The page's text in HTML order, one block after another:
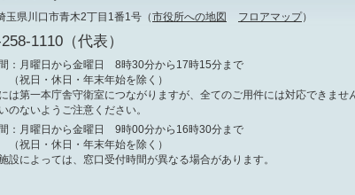
県川口市青木2丁目1番1号（市役所への地図 フロアマップ）
1110（代表）
：月曜日から金曜日 8時30分から17時15分まで
（祝日・休日・年末年始を除く）
は第一本庁舎守衛室につながりますが、全てのご用件には対応できませ
のないようご注意ください。
：月曜日から金曜日 9時00分から16時30分まで
（祝日・休日・年末年始を除く）
設によっては、窓口受付時間が異なる場合があります。